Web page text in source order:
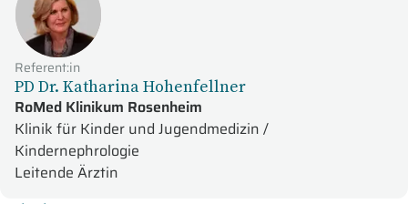
Referent:in
PD Dr. Katharina Hohenfellner
RoMed Klinikum Rosenheim
Klinik für Kinder und Jugendmedizin /
Kindernephrologie
Leitende Ärztin